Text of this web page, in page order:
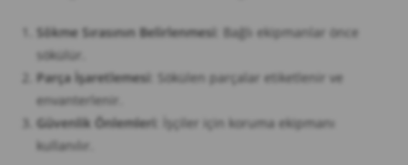
Sökme Sırasının Belirlenmesi : Bağlı ekipmanlar önce
sökülür.
Parça İşaretlemesi : Sökülen parçalar etiketlenir ve
envanterlenir.
Güvenlik Önlemleri : İşçiler için koruma ekipmanı
kullanılır.